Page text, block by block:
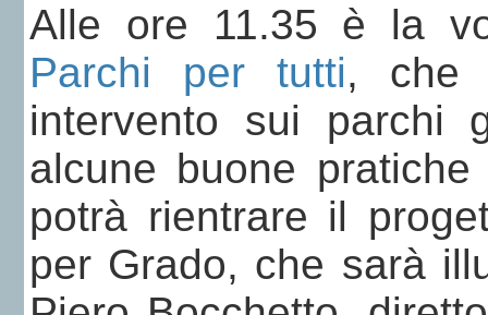
Alle ore 11.35 è la
Parchi per tutti, che
intervento sui parchi
alcune buone
potrà rientrare il
per Grado, che sarà